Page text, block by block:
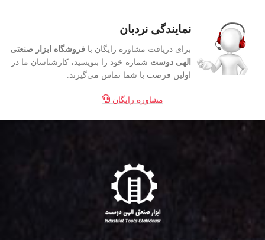
نمایندگی نردبان
برای دریافت مشاوره رایگان با فروشگاه ابزار صنعتی
الهی دوست شماره خود را بنویسید، کارشناسان ما در
اولین فرصت با شما تماس می‌گیرند.
مشاوره رایگان